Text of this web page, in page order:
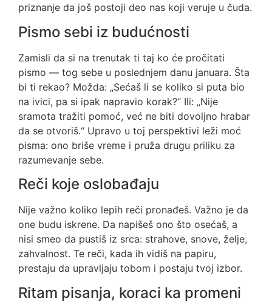
priznanje da još postoji deo nas koji veruje u čuda.
Pismo sebi iz budućnosti
Zamisli da si na trenutak ti taj ko će pročitati
pismo — tog sebe u poslednjem danu januara. Šta
bi ti rekao? Možda: „Sećaš li se koliko si puta bio
na ivici, pa si ipak napravio korak?“ Ili: „Nije
sramota tražiti pomoć, već ne biti dovoljno hrabar
da se otvoriš.“ Upravo u toj perspektivi leži moć
pisma: ono briše vreme i pruža drugu priliku za
razumevanje sebe.
Reči koje oslobađaju
Nije važno koliko lepih reči pronađeš. Važno je da
one budu iskrene. Da napišeš ono što osećaš, a
nisi smeo da pustiš iz srca: strahove, snove, želje,
zahvalnost. Te reči, kada ih vidiš na papiru,
prestaju da upravljaju tobom i postaju tvoj izbor.
Ritam pisanja, koraci ka promeni